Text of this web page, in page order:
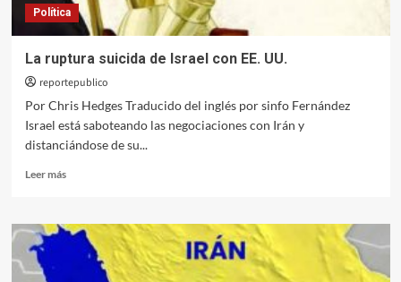
Política
La ruptura suicida de Israel con EE. UU.
reportepublico
Por Chris Hedges Traducido del inglés por sinfo Fernández
Israel está saboteando las negociaciones con Irán y
distanciándose de su...
Leer másLeer
La
ruptura
suicida